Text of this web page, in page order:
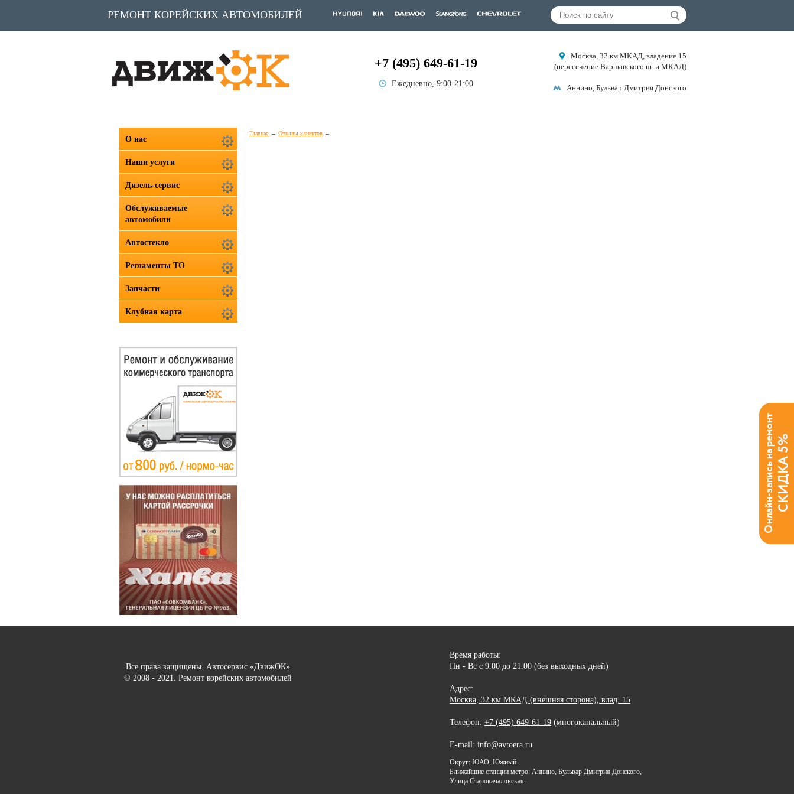
РЕМОНТ КОРЕЙСКИХ АВТОМОБИЛЕЙ
+7 (495) 649-61-19
Ежедневно, 9:00-21:00
Москва, 32 км МКАД, владение 15
(пересечение Варшавского ш. и МКАД)
Аннино, Бульвар Дмитрия Донского
Главная Отзывы клиентов
О нас
Наши услуги
Дизель-сервис
Обслуживаемые
автомобили
Автостекло
Регламенты ТО
Запчасти
Клубная карта
Все права защищены. Автосервис «ДвижОК»
© 2008 - 2021. Ремонт корейских автомобилей
Время работы:
Пн - Вс с 9.00 до 21.00 (без выходных дней)
Адрес:
Москва, 32 км МКАД (внешняя сторона), влад. 15
Телефон: +7 (495) 649-61-19 (многоканальный)
E-mail: info@avtoera.ru
Округ: ЮАО, Южный
Ближайшие станции метро: Аннино, Бульвар Дмитрия Донского,
Улица Старокачаловская.